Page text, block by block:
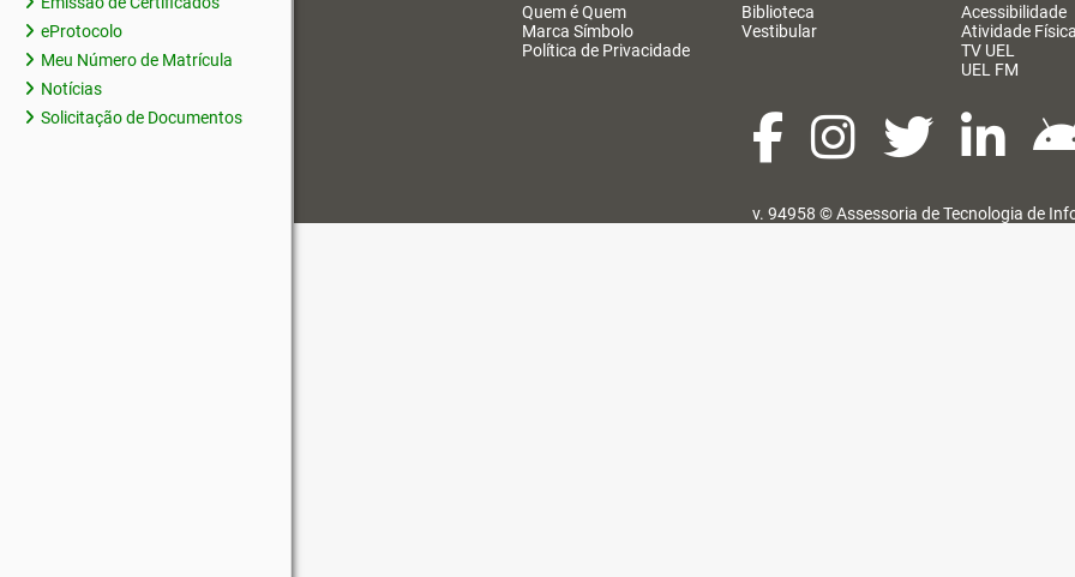
eProtocolo
Meu Número de Matrícula
Notícias
Solicitação de Documentos
Quem é Quem
Marca Símbolo
Política de Privacidade
Biblioteca
Vestibular
Acessibilidade
Atividade Física
TV UEL
UEL FM
v. 94958 ©Assessoria de Tecnologia de